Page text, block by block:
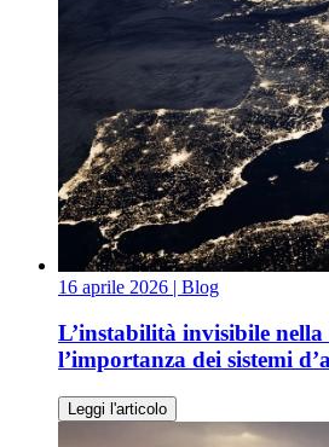
16 aprile 2026 | Blog
L’instabilità invisibile nella
l’importanza dei sistemi
Leggi l'articolo